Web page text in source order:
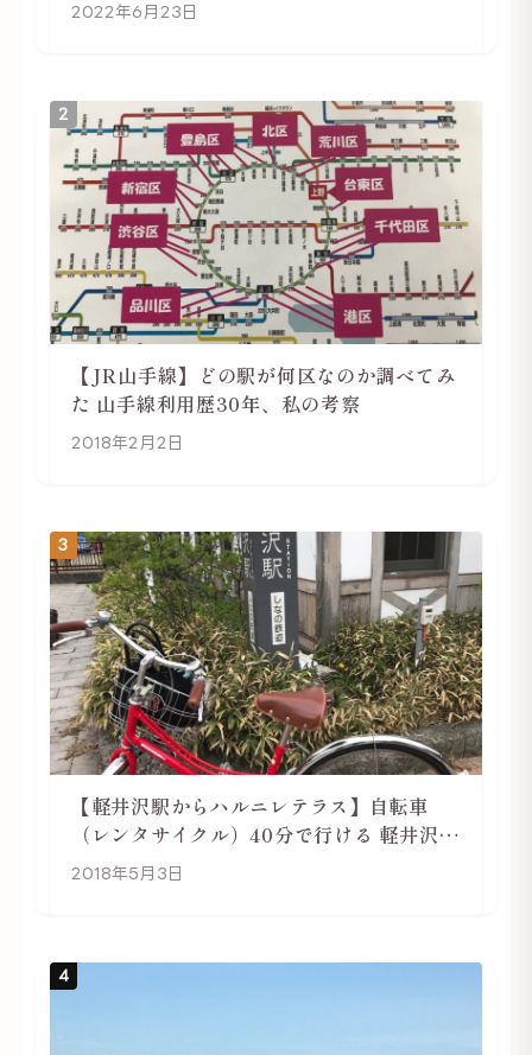
2022年6月23日
2
【JR山手線】どの駅が何区なのか調べてみ
た 山手線利用歴30年、私の考察
2018年2月2日
3
【軽井沢駅からハルニレテラス】自転車
（レンタサイクル）40分で行ける 軽井沢旅
行は自転車利用がおススメ
2018年5月3日
4